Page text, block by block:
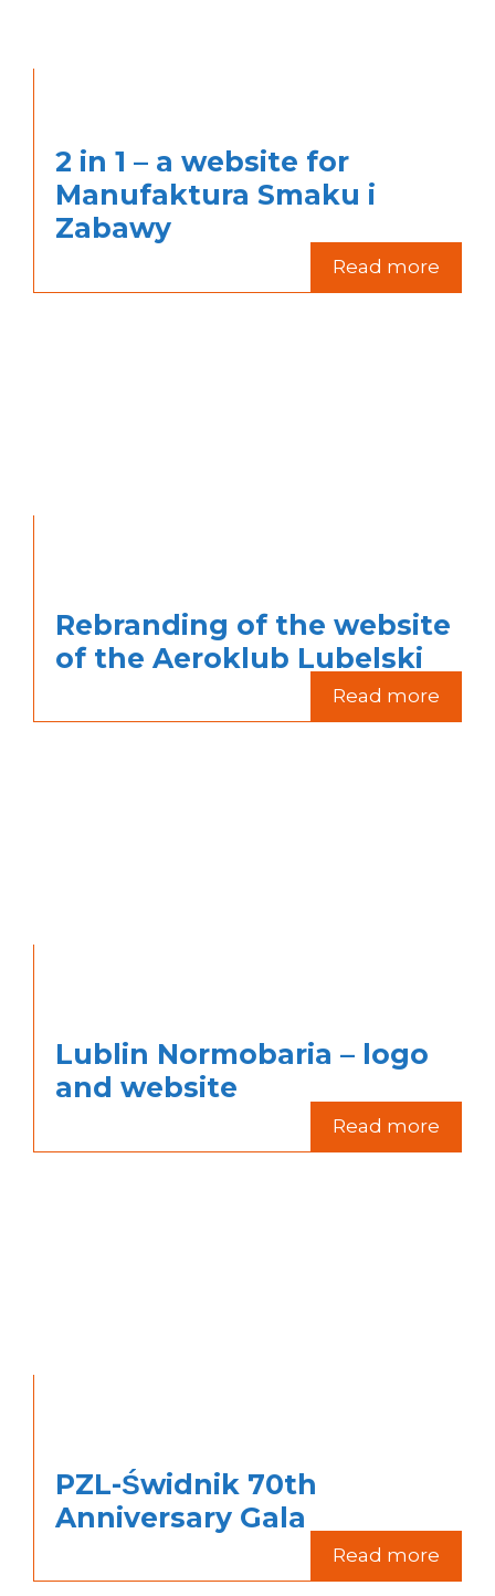
2 in 1 – a website for
Manufaktura Smaku i
Zabawy
Read more
Rebranding of the website
of the Aeroklub Lubelski
Read more
Lublin Normobaria – logo
and website
Read more
PZL-Świdnik 70th
Anniversary Gala
Read more